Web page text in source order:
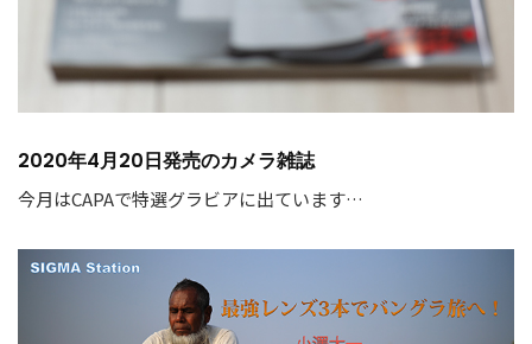
2020年4月20日発売のカメラ雑誌
今月はCAPAで特選グラビアに出ています…